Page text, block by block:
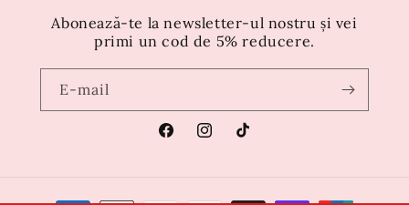
Abonează-te la newsletter-ul nostru și vei
primi un cod de 5% reducere.
E-mail
FacebookInstagramTikTok